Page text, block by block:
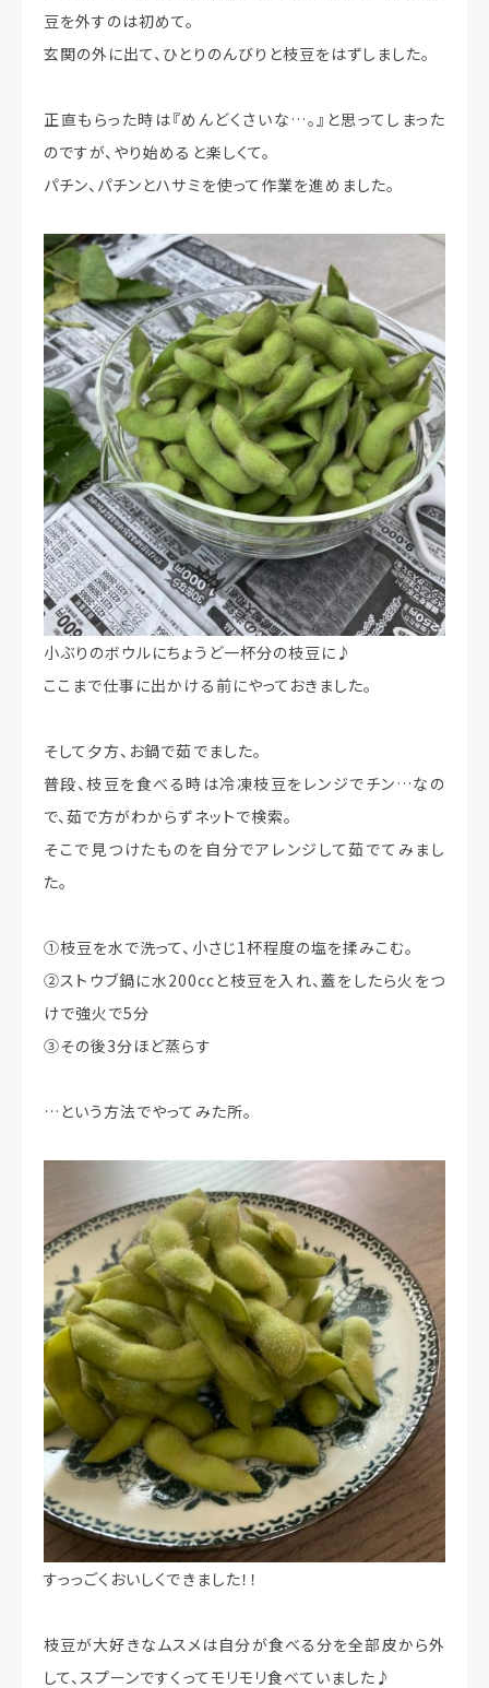
豆を外すのは初めて。
玄関の外に出て、ひとりのんびりと枝豆をはずしました。
正直もらった時は『めんどくさいな…。』と思ってしまった
のですが、やり始めると楽しくて。
パチン、パチンとハサミを使って作業を進めました。
小ぶりのボウルにちょうど一杯分の枝豆に♪
ここまで仕事に出かける前にやっておきました。
そして夕方、お鍋で茹でました。
普段、枝豆を食べる時は冷凍枝豆をレンジでチン…なの
で、茹で方がわからずネットで検索。
そこで見つけたものを自分でアレンジして茹でてみまし
た。
①枝豆を水で洗って、小さじ1杯程度の塩を揉みこむ。
②ストウブ鍋に水200ccと枝豆を入れ、蓋をしたら火をつ
けで強火で5分
③その後3分ほど蒸らす
…という方法でやってみた所。
すっっごくおいしくできました！！
枝豆が大好きなムスメは自分が食べる分を全部皮から外
して、スプーンですくってモリモリ食べていました♪